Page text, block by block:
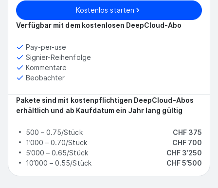
Kostenlos starten
Verfügbar mit dem kostenlosen DeepCloud-Abo
Pay-per-use
Signier-Reihenfolge
Kommentare
Beobachter
Pakete sind mit kostenpflichtigen DeepCloud-Abos
erhältlich und ab Kaufdatum ein Jahr lang gültig
500 – 0.75/Stück
CHF 375
1’000 – 0.70/Stück
CHF 700
5’000 – 0.65/Stück
CHF 3’250
10’000 – 0.55/Stück
CHF 5’500